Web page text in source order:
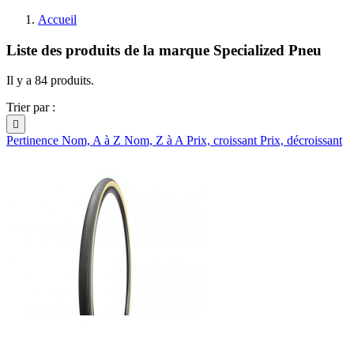
Accueil
Liste des produits de la marque Specialized Pneu
Il y a 84 produits.
Trier par :

Pertinence Nom, A à Z Nom, Z à APrix, croissantPrix, décroissant